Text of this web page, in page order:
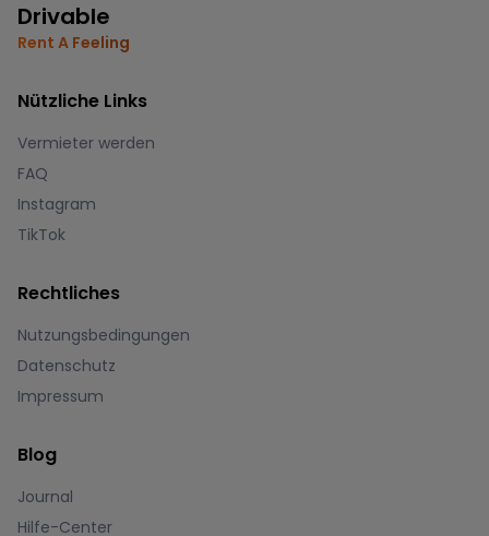
Drivable
Rent A Feeling
Nützliche Links
Vermieter werden
FAQ
Instagram
TikTok
Rechtliches
Nutzungsbedingungen
Datenschutz
Impressum
Blog
Journal
Hilfe-Center